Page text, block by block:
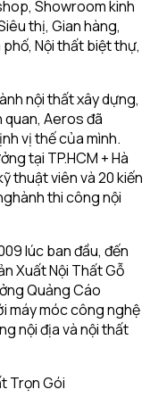
Showroom kinh
thị, Gian hàng,
Nội thất biệt thự,
nội thất xây dựng,
quan, Aeros đã
vị thế của mình.
tại TP.HCM + Hà
thuật viên và 20 kiến
thi công nội
lúc ban đầu, đến
Xuất Nội Thất Gỗ
Quảng Cáo
máy móc công nghệ
nội địa và nội thất
Trọn Gói